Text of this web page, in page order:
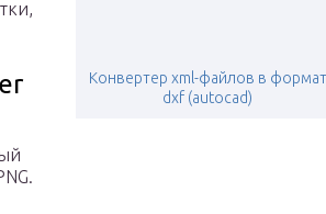
Конвертер xml-файлов в формат
dxf (autocad)